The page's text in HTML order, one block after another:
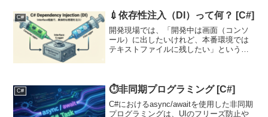
す。この記事では、この2つの違いと、現
場でどう使い分けるべきか...
C# 💉依存性注入（DI）って何？ [C#]
開発現場では、「開発中は画面（コンソ
ール）に出したいけれど、本番環境では
テキストファイルに残したい」というこ
C# ⏱️非同期プログラミング [C#]
C#におけるasync/awaitを使用した非同期
プログラミングは、UIのフリーズ防止や